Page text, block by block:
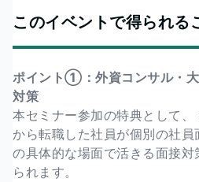
このイベントで得られる
ポイント①：外資コンサル・
対策
本セミナー参加の特典として
から転職した社員が個別の社
の具体的な場面で活きる面接
られます。